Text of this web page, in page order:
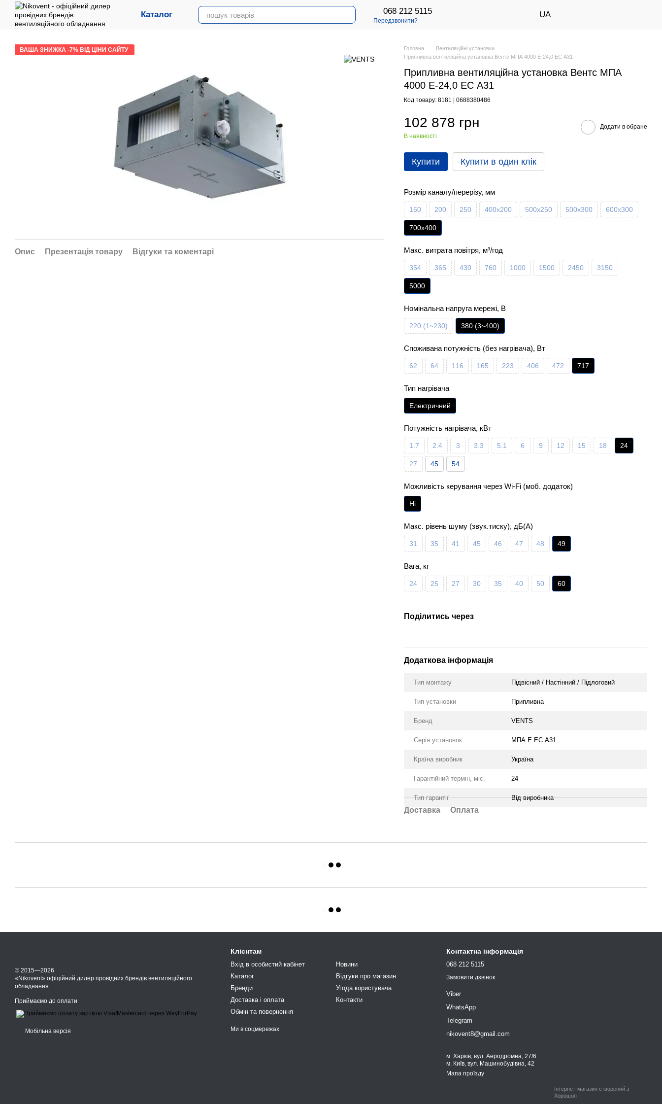
Перейти до основного контенту
Каталог 068 212 5115
Передзвонити?
UA
ВАША ЗНИЖКА -7% ВІД ЦІНИ САЙТУ
Опис Презентація товару Відгуки та коментарі
Головна
Вентиляційні установки
Припливна вентиляційна установка Вентс МПА 4000 Е-24,0 ЕС А31
Припливна вентиляційна установка Вентс МПА
4000 Е-24,0 ЕС А31
Код товару: 8181 | 0688380486
102 878 грн
В наявності
Додати в обране
Купити Купити в один клік
Розмір каналу/перерізу, мм
160 200 250 400х200 500х250 500х300 600х300
700х400
Макс. витрата повітря, м³/год
354 365 430 760 1000 1500 2450 3150
5000
Номінальна напруга мережі, В
220 (1~230) 380 (3~400)
Споживана потужність (без нагрівача), Вт
62 64 116 165 223 406 472 717
Тип нагрівача
Електричний
Потужність нагрівача, кВт
1.7 2.4 3 3.3 5.1 6 9 12 15 18 24
27 45 54
Можливість керування через Wi-Fi (моб. додаток)
Ні
Макс. рівень шуму (звук.тиску), дБ(А)
31 35 41 45 46 47 48 49
Вага, кг
24 25 27 30 35 40 50 60
Поділитись через
Додаткова інформація
Тип монтажу Підвісний / Настінний / Підлоговий
Тип установки Припливна
Бренд VENTS
Серія установок МПА Е ЕС А31
Країна виробник Україна
Гарантійний термін, міс. 24
Тип гарантії Від виробника
Доставка Оплата
© 2015—2026
«Nikovent» офіційний дилер провідних брендів вентиляційного
обладнання
Приймаємо до оплати
Мобільна версія
Клієнтам
Вхід в особистий кабінет
Каталог
Бренди
Доставка і оплата
Обмін та повернення
Новини
Відгуки про магазин
Угода користувача
Контакти
Ми в соцмережах
Контактна інформація
068 212 5115
Замовити дзвінок
Viber
WhatsApp
Telegram
nikovent8@gmail.com
м. Харків, вул. Аеродромна, 27/6
м. Київ, вул. Машинобудівна, 42
Мапа проїзду
Інтернет-магазин створений з
Хорошоп